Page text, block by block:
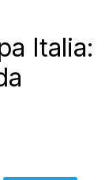
Italia: